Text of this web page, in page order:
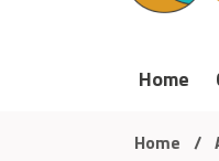
Home
Home /